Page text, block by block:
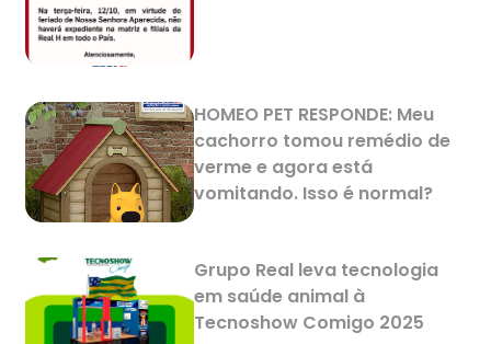
HOMEO PET RESPONDE: Meu
cachorro tomou remédio de
verme e agora está
vomitando. Isso é normal?
Grupo Real leva tecnologia
em saúde animal à
Tecnoshow Comigo 2025